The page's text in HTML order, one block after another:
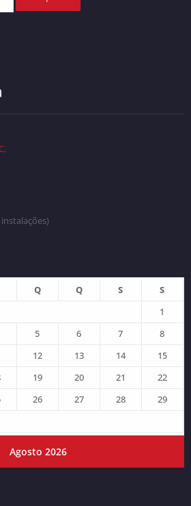
Agosto 2026
Q Q S
S
1
5 6 7
8
12 13 14
15
19 20 21
22
26 27 28
29